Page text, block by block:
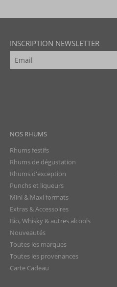
INSCRIPTION NEWSLETTER
NOS RHUMS
Rhums festifs
Rhums de dégustation
Rhums d'exception
Punchs et liqueurs
Mini & Maxi formats
Extras & Accessoires
Bio, Whisky & autres alcools
Nouveautés
Toutes les marques
Toutes les provenances
Carte Cadeau